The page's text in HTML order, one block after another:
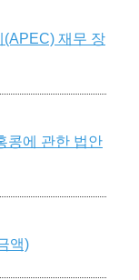
(APEC) 재무 장
콩에 관한 법안
액)